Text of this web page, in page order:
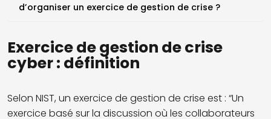
d’organiser un exercice de gestion de crise ?
Exercice de gestion de crise
cyber : définition
Selon NIST, un exercice de gestion de crise est : “Un
exercice basé sur la discussion où les collaborateurs